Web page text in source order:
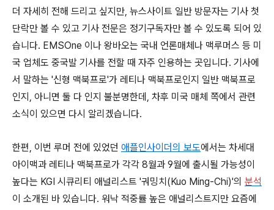
더 자세히 전해 드리고 싶지만, 뉴스사이트 일반 방문자는 기사 첫
단락만 볼 수 있고 기사 전문은 정기구독자만 볼 수 있도록 되어 있
습니다. EMSOne 이나 왕바오는 국내 언론매체나 맥루머스 등 미
국 업체도 중국발 기사를 전할 때 자주 인용하는 곳입니다. 기사에
서 말하는 '신형 맥북프로'가 레티나 맥북프로인지 일반 맥북프로
인지, 아니면 둘 다 인지 불분명한데, 차후 미국 매체 쪽에서 관련
소식이 있으면 다시 알리겠습니다.
한편, 이번 루머 전에 있었던 애플인사이더의 보도에서는 차세대
아이맥과 레티나 맥북프로가 각각 8월과 9월에 출시될 가능성이
높다는 KGI 시큐리티 애널리스트 '궈밍치(Kuo Ming-Chi)'의 분석
이 소개된 바 있습니다. 워낙 적중률 높은 애널리스트지만 요즘에